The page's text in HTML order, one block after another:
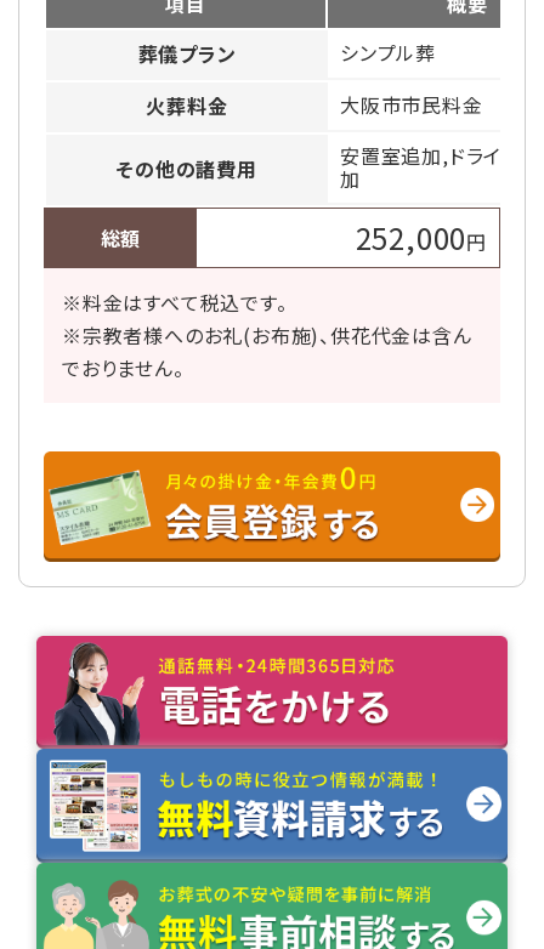
葬儀プラン
シンプル葬
火葬料金
大阪市市民料金
その他の諸費用 安置室追加,ドライアイ
加
総額 252,000円
※料金はすべて税込です。
※宗教者様へのお礼(お布施)、供花代金は含ん
でおりません。